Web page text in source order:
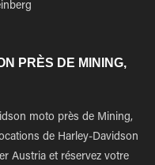
PRÈS DE MINING,
moto près de Mining,
de Harley-Davidson
Austria et réservez votre